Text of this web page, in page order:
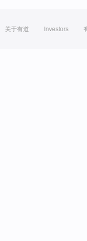
关于有道 Investors